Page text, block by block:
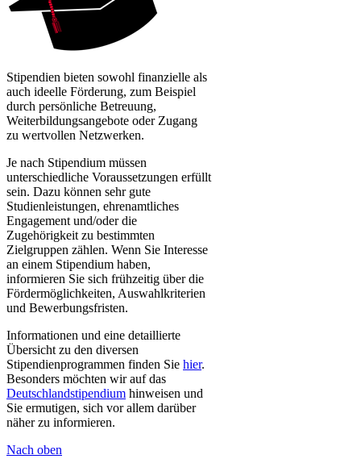
​Stipendien bieten sowohl finanzielle als
auch ideelle Förderung, zum Beispiel
durch persönliche Betreuung,
Weiterbildungsangebote oder Zugang
zu wertvollen Netzwerken.
Je nach Stipendium müssen
unterschiedliche Voraussetzungen erfüllt
sein. Dazu können sehr gute
Studienleistungen, ehrenamtliches
Engagement und/oder die
Zugehörigkeit zu bestimmten
Zielgruppen zählen. Wenn Sie Interesse
an einem Stipendium haben,
informieren Sie sich frühzeitig über die
Fördermöglichkeiten, Auswahlkriterien
und Bewerbungsfristen.
Informationen und eine detaillierte
Übersicht zu den diversen
Stipendienprogrammen finden Sie h​ier​.
Besonders möchten wir auf das
Deutschlandstipendium​ hinweisen und
Sie ermutigen, sich vor allem darüber
näher zu informieren.
Nach oben